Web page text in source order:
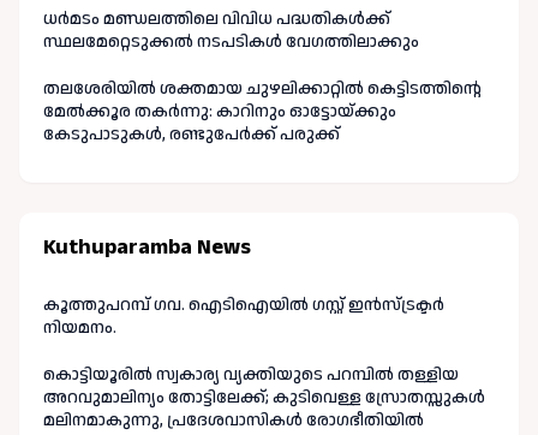
ധർമടം മണ്ഡലത്തിലെ വിവിധ പദ്ധതികൾക്ക്
സ്ഥലമേറ്റെടുക്കൽ നടപടികൾ വേഗത്തിലാക്കും
തലശേരിയിൽ ശക്തമായ ചുഴലിക്കാറ്റിൽ കെട്ടിടത്തിന്റെ
മേൽക്കൂര തകർന്നു: കാറിനും ഓട്ടോയ്ക്കും
കേടുപാടുകൾ, രണ്ടുപേർക്ക് പരുക്ക്
Kuthuparamba News
കൂത്തുപറമ്പ് ഗവ. ഐടിഐയിൽ ഗസ്റ്റ് ഇൻസ്ട്രക്ടർ
നിയമനം.
കൊട്ടിയൂരിൽ സ്വകാര്യ വ്യക്തിയുടെ പറമ്പിൽ തള്ളിയ
അറവുമാലിന്യം തോട്ടിലേക്ക്; കുടിവെള്ള സ്രോതസ്സുകൾ
മലിനമാകുന്നു, പ്രദേശവാസികൾ രോഗഭീതിയിൽ